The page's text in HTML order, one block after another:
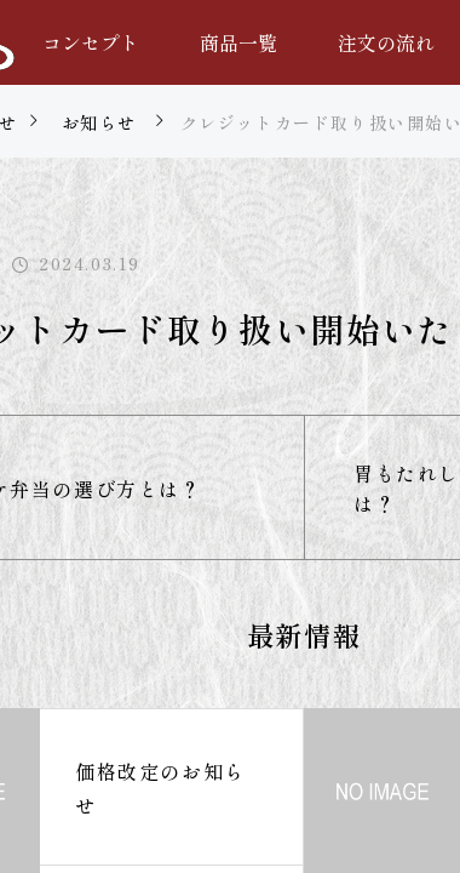
コンセプト 商品一覧 注文の流れ
お知らせ クレジットカード取り扱い開始
2024.03.19
トカード取り扱い開始い
弁当の選び方とは？
胃もたれ
は？
最新情報
価格改定のお知ら
せ